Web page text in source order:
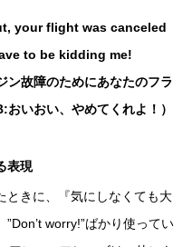
your flight was canceled
to be kidding me!
ン故障のためにあなたのフラ
いおい、やめてくれよ！）
表現
ときに、『気にしなくても大
worry!”ばかり使ってい